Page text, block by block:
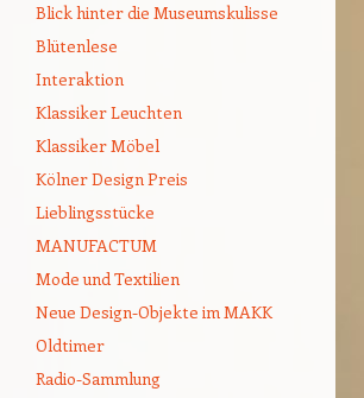
Blick hinter die Museumskulisse
Blütenlese
Interaktion
Klassiker Leuchten
Klassiker Möbel
Kölner Design Preis
Lieblingsstücke
MANUFACTUM
Mode und Textilien
Neue Design-Objekte im MAKK
Oldtimer
Radio-Sammlung